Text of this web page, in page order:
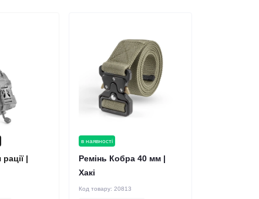
|
в наявності
Ремінь Кобра 40 мм |
Хакі
Код товару: 20813